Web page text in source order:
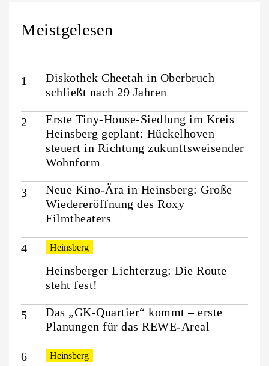
Meistgelesen
Diskothek Cheetah in Oberbruch
schließt nach 29 Jahren
Erste Tiny-House-Siedlung im Kreis
Heinsberg geplant: Hückelhoven
steuert in Richtung zukunftsweisender
Wohnform
Neue Kino-Ära in Heinsberg: Große
Wiedereröffnung des Roxy
Filmtheaters
Heinsberg
Heinsberger Lichterzug: Die Route
steht fest!
Das „GK-Quartier“ kommt – erste
Planungen für das REWE-Areal
Heinsberg